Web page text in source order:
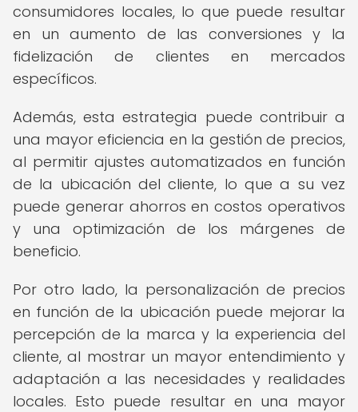
consumidores locales, lo que puede resultar
en un aumento de las conversiones y la
fidelización de clientes en mercados
específicos.
Además, esta estrategia puede contribuir a
una mayor eficiencia en la gestión de precios,
al permitir ajustes automatizados en función
de la ubicación del cliente, lo que a su vez
puede generar ahorros en costos operativos
y una optimización de los márgenes de
beneficio.
Por otro lado, la personalización de precios
en función de la ubicación puede mejorar la
percepción de la marca y la experiencia del
cliente, al mostrar un mayor entendimiento y
adaptación a las necesidades y realidades
locales. Esto puede resultar en una mayor